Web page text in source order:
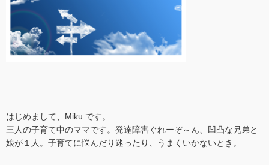
はじめまして、Miku です。
三人の子育て中のママです。発達障害ぐれーぞ～ん、凹凸な兄弟と
娘が１人。子育てに悩んだり迷ったり、うまくいかないとき。